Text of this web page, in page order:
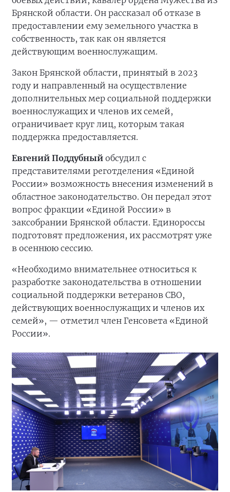
Брянской области. Он рассказал об отказе в
предоставлении ему земельного участка в
собственность, так как он является
действующим военнослужащим.
Закон Брянской области, принятый в 2023
году и направленный на осуществление
дополнительных мер социальной поддержки
военнослужащих и членов их семей,
ограничивает круг лиц, которым такая
поддержка предоставляется.
Евгений Поддубный обсудил с
представителями реготделения «Единой
России» возможность внесения изменений в
областное законодательство. Он передал этот
вопрос фракции «Единой России» в
заксобрании Брянской области. Единороссы
подготовят предложения, их рассмотрят уже
в осеннюю сессию.
«Необходимо внимательнее относиться к
разработке законодательства в отношении
социальной поддержки ветеранов СВО,
действующих военнослужащих и членов их
семей», — отметил член Генсовета «Единой
России».